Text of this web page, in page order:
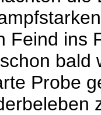
Feind ins
bald
Probe